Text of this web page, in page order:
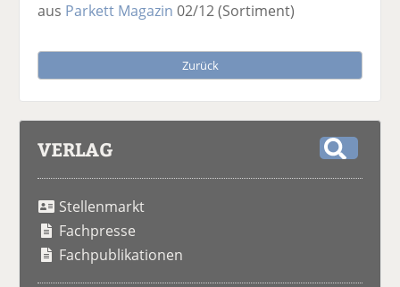
aus Parkett Magazin 02/12(Sortiment)
Zurück
VERLAG
Stellenmarkt
Fachpresse
Fachpublikationen